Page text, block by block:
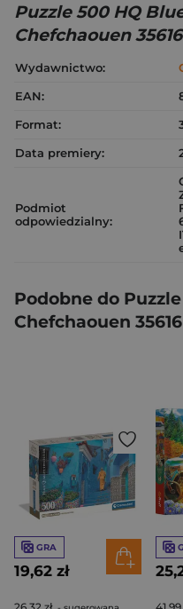
Puzzle 500 HQ
Chefchaouen 35616
Wydawnictwo:
EAN:
Format:
Data premiery:
Podmiot
odpowiedzialny:
Podobne do
Chefchaouen 35616
GRA
19,62 zł